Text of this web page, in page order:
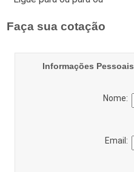
Faça sua cotação
Informações Pessoais
Nome:
Email: